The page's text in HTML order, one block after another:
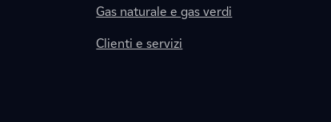
Gas naturale e gas verdi
Clienti e servizi